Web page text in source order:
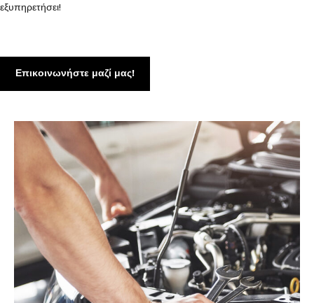
εξυπηρετήσει!
Επικοινωνήστε μαζί μας!